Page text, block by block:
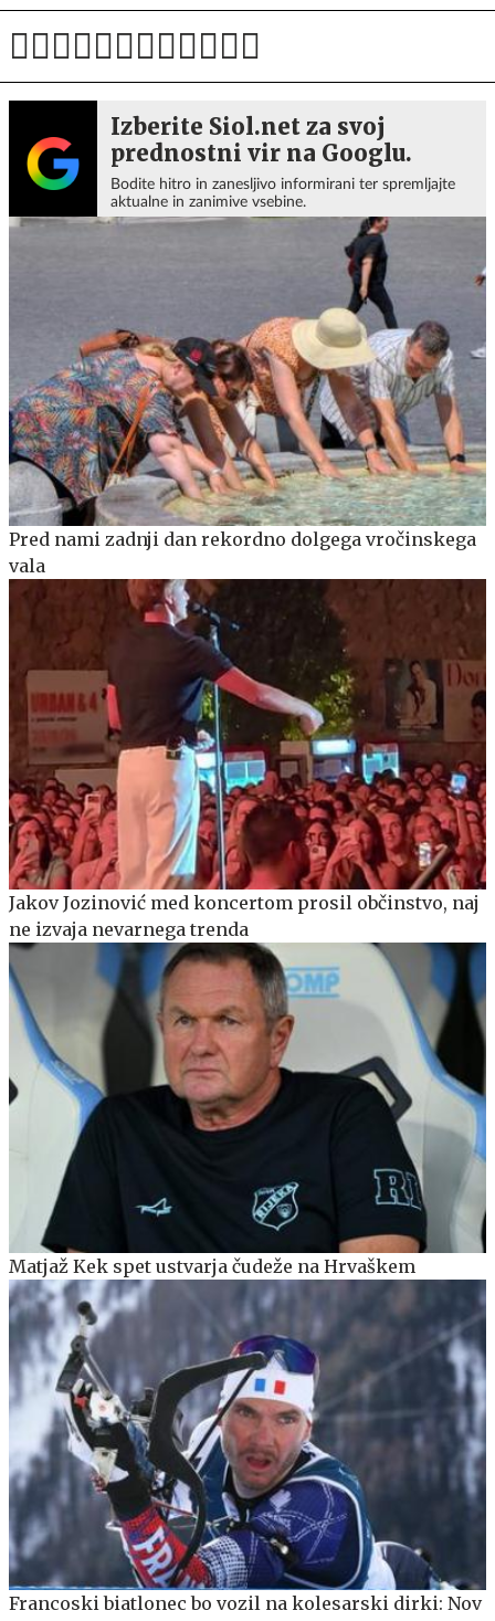
Izberite Siol.net za svoj
prednostni vir na Googlu.
Bodite hitro in zanesljivo informirani ter spremljajte
aktualne in zanimive vsebine.
Pred nami zadnji dan rekordno dolgega vročinskega
vala
Jakov Jozinović med koncertom prosil občinstvo, naj
ne izvaja nevarnega trenda
Matjaž Kek spet ustvarja čudeže na Hrvaškem
Francoski biatlonec bo vozil na kolesarski dirki: Nov